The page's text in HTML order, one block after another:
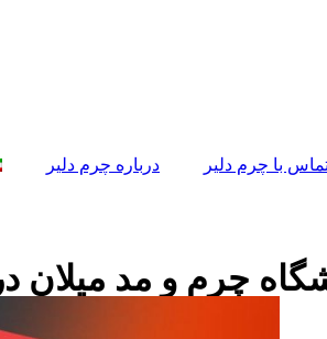
با چرم دلیر درباره چرم دلیر
چرم و مد میلان